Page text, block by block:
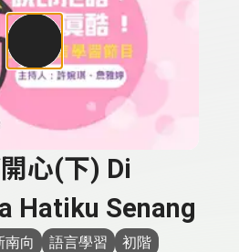
心(下) Di
Hatiku Senang
南向 語言學習
初階